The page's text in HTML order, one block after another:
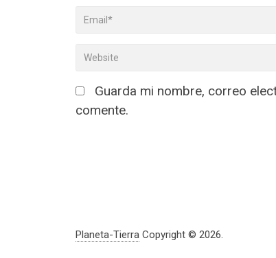
Guarda mi nombre, correo
comente.
Planeta-Tierra Copyright © 2026.